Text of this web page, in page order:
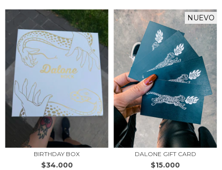
BIRTHDAY BOX
$34.000
NUEVO
DALONE GIFT CARD
$15.000